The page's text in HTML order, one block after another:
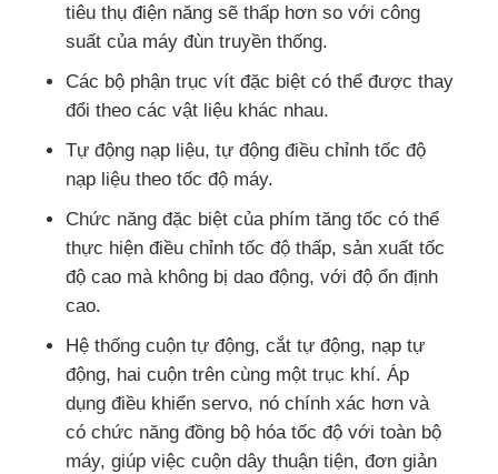
Đường xách vít đôi
Dây chuyền đồng đùn tấm nhiều lớp
Dòng sản xuất veneer
Dây chuyền đùn tấm PMMA GPPS
dây chuyền xát ra tấm nhựa
dây chuyền ép tấm hình nhiệt
Dòng sản xuất tấm PP
tiêu thụ điện năng sẽ thấp hơn so với công
suất của máy đùn truyền thống.
Các bộ phận trục vít đặc biệt có thể được thay
đổi theo các vật liệu khác nhau.
Tự động nạp liệu, tự động điều chỉnh tốc độ
nạp liệu theo tốc độ máy.
Chức năng đặc biệt của phím tăng tốc có thể
thực hiện điều chỉnh tốc độ thấp, sản xuất tốc
độ cao mà không bị dao động, với độ ổn định
cao.
Hệ thống cuộn tự động, cắt tự động, nạp tự
động, hai cuộn trên cùng một trục khí. Áp
dụng điều khiển servo, nó chính xác hơn và
có chức năng đồng bộ hóa tốc độ với toàn bộ
máy, giúp việc cuộn dây thuận tiện, đơn giản